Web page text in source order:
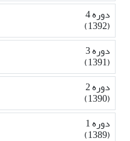
دوره 4
(1392)
دوره 3
(1391)
دوره 2
(1390)
دوره 1
(1389)